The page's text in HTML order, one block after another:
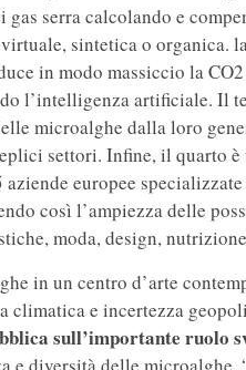
serra calcolando e
sintetica o organica.
in modo massiccio la
l’intelligenza artificiale. Il
microalghe dalla loro
settori. Infine, il quarto è
europee
così l’ampiezza delle
moda, design,
in un centro d’arte
climatica e incertezza
sull’importante ruolo